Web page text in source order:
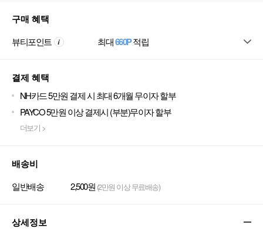
구매 혜택
뷰티포인트 최대660P적립
결제 혜택
NH카드 5만원 결제 시 최대 6개월 무이자 할부
PAYCO 5만원 이상 결제시 (부분)무이자 할부
더보기 >
배송비
일반배송 2,500원 (2만원 이상 무료배송)
상세정보